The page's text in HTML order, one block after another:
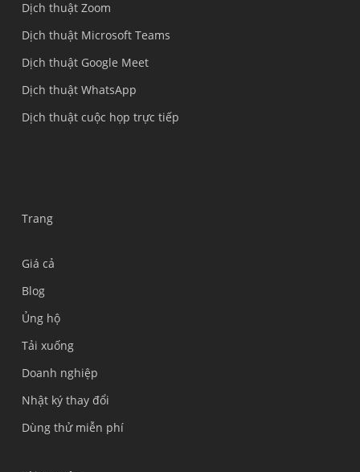
Dịch thuật Zoom
Dịch thuật Microsoft Teams
Dịch thuật Google Meet
Dịch thuật WhatsApp
Dịch thuật cuộc họp trực tiếp
Trang
Giá cả
Blog
Ủng hộ
Tải xuống
Doanh nghiệp
Nhật ký thay đổi
Dùng thử miễn phí